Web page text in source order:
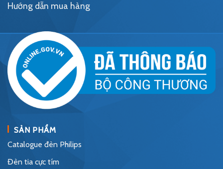
Hướng dẫn mua hàng
SẢN PHẨM
Catalogue đèn Philips
Đèn tia cực tím